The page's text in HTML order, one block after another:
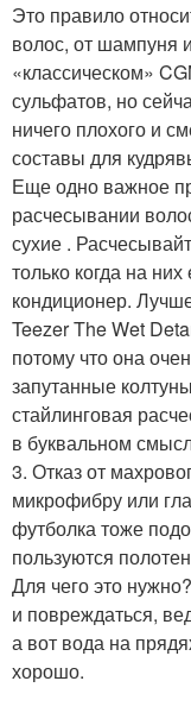
Это правило
волос, от шампуня
«классическом»
сульфатов, но
ничего плохого и
составы для
Еще одно важное
расчесывании
сухие .
только когда на
кондиционер.
Teezer The Wet
потому что она
запутанные
стайлинговая
в буквальном
3. Отказ от
микрофибру или
футболка тоже
пользуются
Для чего это
и повреждаться,
а вот вода на
хорошо.